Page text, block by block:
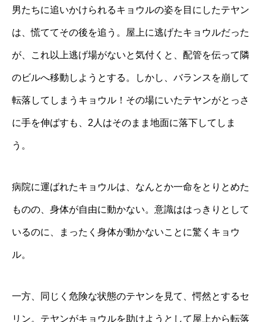
男たちに追いかけられるキョウルの姿を目にしたテヤン
は、慌ててその後を追う。屋上に逃げたキョウルだった
が、これ以上逃げ場がないと気付くと、配管を伝って隣
のビルへ移動しようとする。しかし、バランスを崩して
転落してしまうキョウル！その場にいたテヤンがとっさ
に手を伸ばすも、2人はそのまま地面に落下してしま
う。
病院に運ばれたキョウルは、なんとか一命をとりとめた
ものの、身体が自由に動かない。意識ははっきりとして
いるのに、まったく身体が動かないことに驚くキョウ
ル。
一方、同じく危険な状態のテヤンを見て、愕然とするセ
リン。テヤンがキョウルを助けようとして屋上から転落